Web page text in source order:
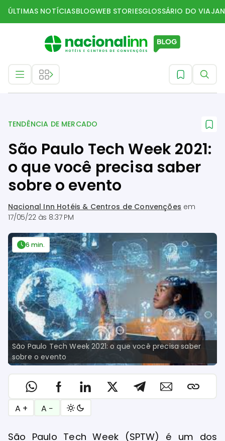
ÚLTIMAS NOTÍCIASBLOGWEB STORIESGLOSSÁRIO DO
Tendência de mercado
TENDÊNCIA DE MERCADO
São Paulo Tech Week 2021:
o que você precisa saber
sobre o evento
Nacional Inn Hotéis & Centros de Convenções em
17/05/22 às 8:37 PM
São Paulo Tech Week 2021: o que você precisa saber
sobre o evento
6 min.
A + A −
São Paulo Tech Week (SPTW) é um dos